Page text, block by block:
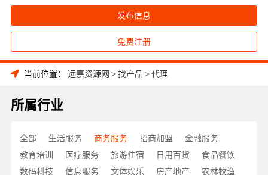
发布信息
免费注册
当前位置： 远嘉资源网 >找产品 >代理
所属行业
全部 生活服务 商务服务 招商加盟
金融服务
教育培训
医疗服务 旅游住宿 日用百货
食品餐饮
数码科技
信息服务 文体娱乐 房产地产
农林牧渔